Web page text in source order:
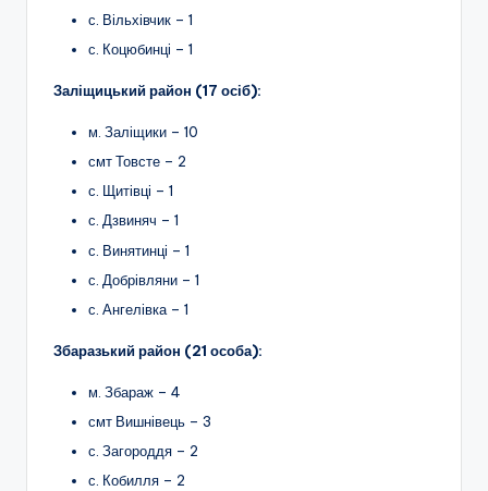
с. Вільхівчик – 1
с. Коцюбинці – 1
Заліщицький район (17 осіб):
м. Заліщики – 10
смт Товсте – 2
с. Щитівці – 1
с. Дзвиняч – 1
с. Винятинці – 1
с. Добрівляни – 1
с. Ангелівка – 1
Збаразький район (21 особа):
м. Збараж – 4
смт Вишнівець – 3
с. Загороддя – 2
с. Кобилля – 2